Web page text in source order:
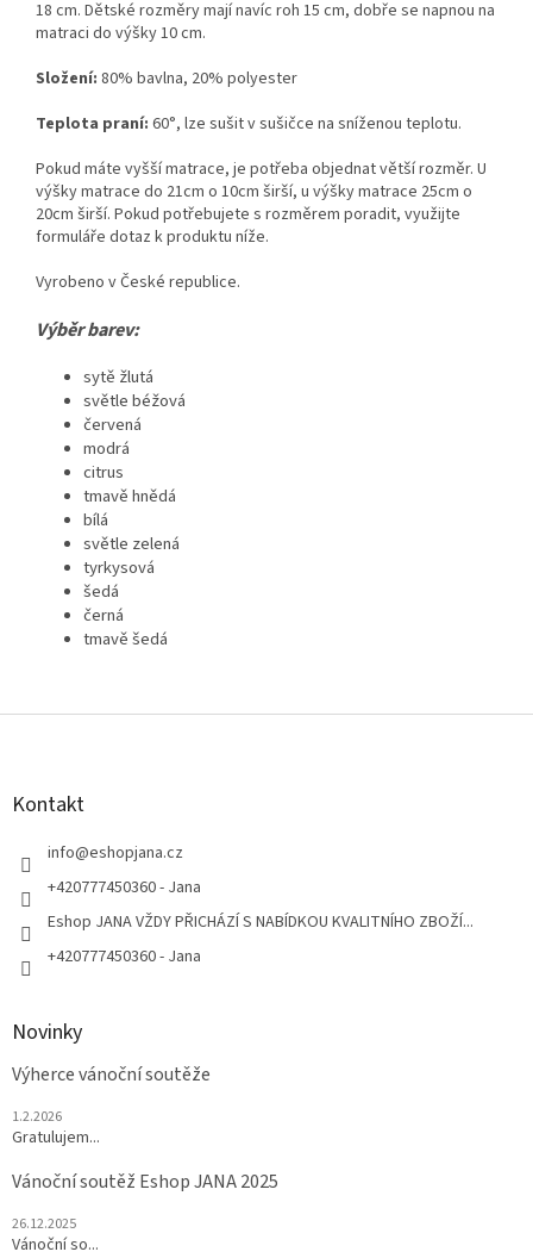
18 cm. Dětské rozměry mají navíc roh 15 cm, dobře se napnou na
matraci do výšky 10 cm.
Složení: 80% bavlna, 20% polyester
Teplota praní: 60°, lze sušit v sušičce na sníženou teplotu.
Pokud máte vyšší matrace, je potřeba objednat větší rozměr. U
výšky matrace do 21cm o 10cm širší, u výšky matrace 25cm o
20cm širší. Pokud potřebujete s rozměrem poradit, využijte
formuláře dotaz k produktu níže.
Vyrobeno v České republice.
Výběr barev:
sytě žlutá
světle béžová
červená
modrá
citrus
tmavě hnědá
bílá
světle zelená
tyrkysová
šedá
černá
tmavě šedá
Z
Kontakt
info@eshopjana.cz
+420777450360 - Jana
Eshop JANA VŽDY PŘICHÁZÍ S NABÍDKOU KVALITNÍHO ZBOŽÍ...
+420777450360 - Jana
Novinky
Výherce vánoční soutěže
1.2.2026
Gratulujem...
Vánoční soutěž Eshop JANA 2025
26.12.2025
Vánoční so...